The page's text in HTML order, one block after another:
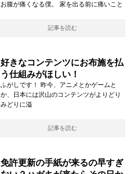
お腹が痛くなる僕。 家を出る前に痛いこと
記事を読む
好きなコンテンツにお布施を払
う仕組みがほしい！
ふがしです！ 昨今、アニメとかゲームと
か、日本には沢山のコンテンツがよりどり
みどりに溢
記事を読む
免許更新の手紙が来るの早すぎ